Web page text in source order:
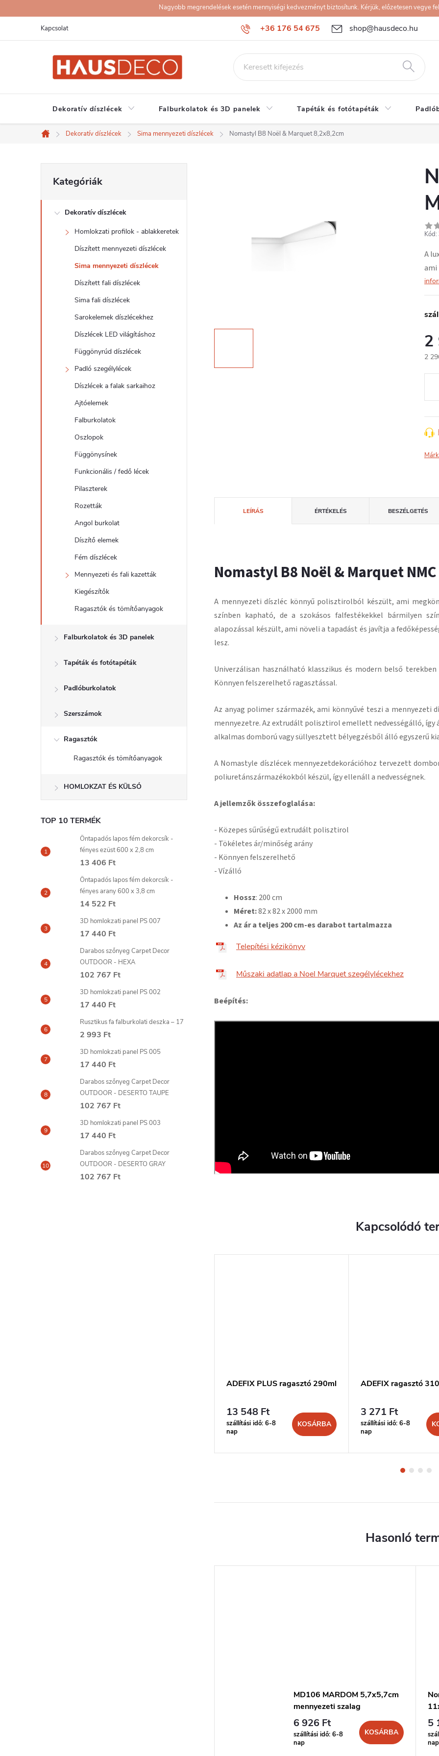
a
Nagyobb megrendelések esetén mennyiségi kedvezményt biztosítunk. Kérjük, előzetesen vegye
+36 176 54 675 shop@hausdeco.hu
Kapcsolat
Dekoratív díszlécek Falburkolatok és 3D panelek Tapéták és fotótapéták
Kezdőlap
Dekoratív díszlécek Sima mennyezeti díszlécek Nomastyl B8 Noël & Marquet 8,2x8,2cm
O
l
átugrása
Kategóriák
Dekoratív díszlécek
Homlokzati profilok - ablakkeretek
Díszített mennyezeti díszlécek
Sima mennyezeti díszlécek
Díszített fali díszlécek
Sima fali díszlécek
Sarokelemek díszlécekhez
Díszlécek LED világításhoz
Függönyrúd díszlécek
Padló szegélylécek
Díszlécek a falak sarkaihoz
Ajtóelemek
Falburkolatok
Oszlopok
Függönysínek
Funkcionális / fedő lécek
Pilaszterek
Rozetták
Angol burkolat
Díszítő elemek
Fém díszlécek
Mennyezeti és fali kazetták
Kiegészítők
Ragasztók és tömítőanyagok
Falburkolatok és 3D panelek
Tapéták és fotótapéták
Padlóburkolatok
Szerszámok
Ragasztók
Ragasztók és tömítőanyagok
HOMLOKZAT ÉS KÜLSŐ
TOP 10 TERMÉK
Öntapadós lapos fém dekorcsík -
fényes ezüst 600 x 2,8 cm
13 406 Ft
Öntapadós lapos fém dekorcsík -
fényes arany 600 x 3,8 cm
14 522 Ft
3D homlokzati panel PS 007
17 440 Ft
Darabos szőnyeg Carpet Decor
OUTDOOR - HEXA
102 767 Ft
3D homlokzati panel PS 002
17 440 Ft
Rusztikus fa falburkolati deszka – 17
2 993 Ft
3D homlokzati panel PS 005
17 440 Ft
Darabos szőnyeg Carpet Decor
OUTDOOR - DESERTO TAUPE
102 767 Ft
3D homlokzati panel PS 003
17 440 Ft
Darabos szőnyeg Carpet Decor
OUTDOOR - DESERTO GRAY
102 767 Ft
Kód:
A
ami
2
2
LEÍRÁS ÉRTÉKELÉS BESZÉLGETÉS
Nomastyl B8 Noël & Marquet
A mennyezeti díszléc könnyű polisztirolból készült, ami
színben kapható, de a szokásos falfestékekkel bármilyen
alapozással készült, ami növeli a tapadást és javítja a
lesz.
Univerzálisan használható klasszikus és modern belső
Könnyen felszerelhető ragasztással.
Az anyag polimer származék, ami könnyűvé teszi a mennyezeti
mennyezetre.Az extrudált polisztirol emellett nedvességálló, így
alkalmas domború vagy süllyesztett bélyegzésből álló egyszerű
A Nomastyle díszlécek mennyezetdekorációhoz tervezett
poliuretánszármazékokból készül, így ellenáll a nedvességnek.
A jellemzők összefoglalása:
- Közepes sűrűségű extrudált polisztirol
- Tökéletes ár/minőség arány
- Könnyen felszerelhető
- Vízálló
Hossz: 200 cm
Méret:82 x 82 x 2000 mm
Az ár a teljes 200 cm-es darabot tartalmazza
Telepítési kézikönyv
Műszaki adatlap a Noel Marquet szegélylécekhez
Beépítés:
Kapcsolódó
ADEFIX PLUS ragasztó 290ml
13 548 Ft
szállítási idő: 6-8
nap
KOSÁRBA
ADEFIX ragasztó
3 271 Ft
szállítási idő: 6-8
nap
MD106 MARDOM 5,7x5,7cm
mennyezeti szalag
6 926 Ft
szállítási idő: 6-8
nap
KOSÁRBA
5
nap